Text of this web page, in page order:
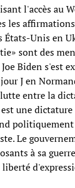
l'accès au
les
États-Unis en
sont des
Biden s'est
J en
entre la
une
politiquement
Le
à sa